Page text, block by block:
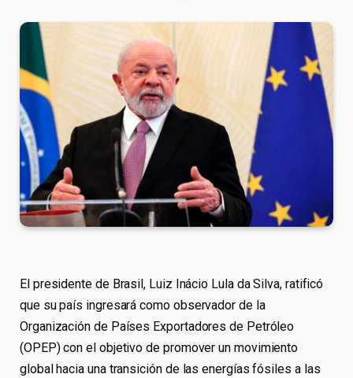
El presidente de Brasil, Luiz Inácio Lula da Silva, ratificó
que su país ingresará como observador de la
Organización de Países Exportadores de Petróleo
(OPEP) con el objetivo de promover un movimiento
global hacia una transición de las energías fósiles a las